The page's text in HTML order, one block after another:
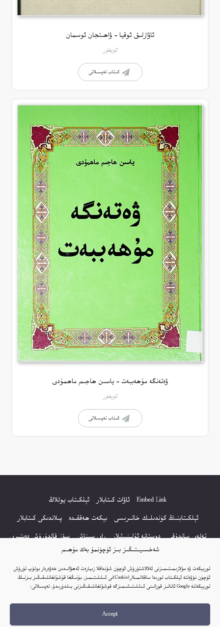
شەخسىيىتىڭىز بىز ئۈچۈنمۇ بەك مۇھىم
توربېكەت ۋە مۇلازىمىتىمىزنى ئەلالاشتۇرۇش ئۈچۈن شۇنداقلا زىيارەت ئەھۋالىدىن خەۋەردار بولۇپ تۇرۇش
ئۈچۈن نۆۋەتتە ئېلكىتاب تورىدا ساقلانمىلار(Cookie)نى ئىشلىتىمىز. بۇنىڭغا قۇشۇلغانلىقىڭىز بىزنىڭ
توربېكەتتە Google ئانالىز قورالىنى ئىشلىتىشىمىزگە قوشۇلغانلىقىڭىزنى بىلدۈرىدۇ. تەپسىلاتى:
Accept
ئاۋازلىق ئوقيا – ۋاھىتجان ئوسمان
ئۇيغۇر
كىتاب تەپسىلاتى
ۋەتەنگە مۇھەببەت – ياسىن ھاجىم ماھمۇدى
ئۇيغۇر
كىتاب تەپسىلاتى
Embed Link ئاۋات كىتابلار
ئېلكىتاب يوللاڭ
ئېلكىتابنىڭ كۈندىلىك خاتىرىسى
بېكەت ھەققىدە
پىلاندىكى كىتابلار
تەلەي ساندۇقى
دوستانە ئۇلىنىشلار راي سىناش
سۆز قالدۇرۇش دەپتىرى
كۆپ سورالغان سۇئاللار
كىتاب تىزىملىكى
مەخپىيەتلىك باياناتى
نەشىر ھوقۇقى باياناتى
© 2017-2026 تور بېكەتنىڭ بارلىق ھوقۇقى ئېلكىتاب تورى غا مەنسۇپ.
تور بېكەت ھەققىدە تەكلىپ - پىكىر بولسا، تۆۋەندىكى ئېلخەت ئارقىلىق بېكەت